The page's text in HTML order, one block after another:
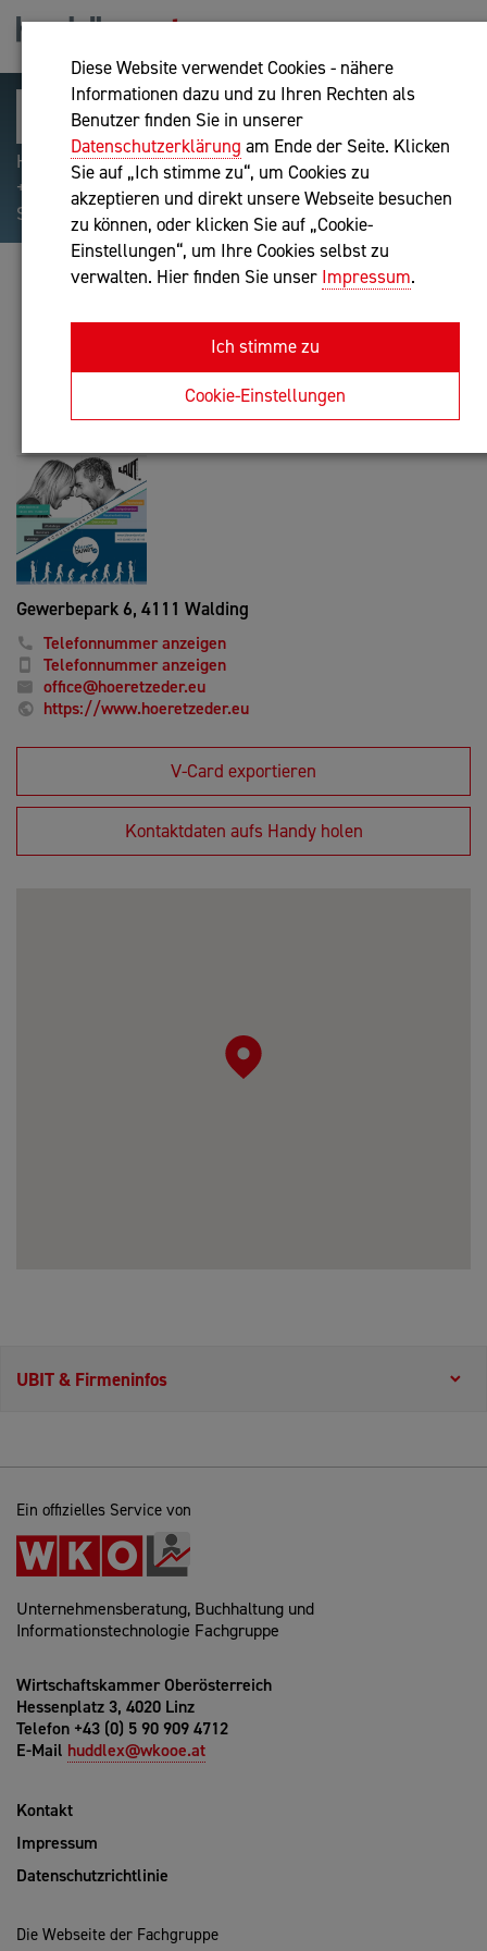
Diese Website verwendet Cookies - nähere
Informationen dazu und zu Ihren Rechten als
Benutzer finden Sie in unserer
Datenschutzerklärung am Ende der Seite. Klicken
Sie auf „Ich stimme zu“, um Cookies zu
akzeptieren und direkt unsere Webseite besuchen
zu können, oder klicken Sie auf „Cookie-
Einstellungen“, um Ihre Cookies selbst zu
verwalten. Hier finden Sie unser Impressum.
Ich stimme zu
Cookie-Einstellungen
Hilfreiche Suchparameter: Begriff einschließen:
+webshop, Begriff ausschließen: -webshop, Exakter
Suchbegriff: "internet of things"
HÖRETZEDER HR E.U.
Unternehmensberatung
Anfrage oder Rückruf
Gewerbepark 6, 4111 Walding
Telefonnummer anzeigen
Telefonnummer anzeigen
office@hoeretzeder.eu
https://www.hoeretzeder.eu
V-Card exportieren
Kontaktdaten aufs Handy holen
UBIT & Firmeninfos
Ein offizielles Service von
Unternehmensberatung, Buchhaltung und
Informationstechnologie Fachgruppe
Wirtschaftskammer Oberösterreich
Hessenplatz 3, 4020 Linz
Telefon +43 (0) 5 90 909 4712
E-Mail huddlex@wkooe.at
Kontakt
Impressum
Datenschutzrichtlinie
Die Webseite der Fachgruppe